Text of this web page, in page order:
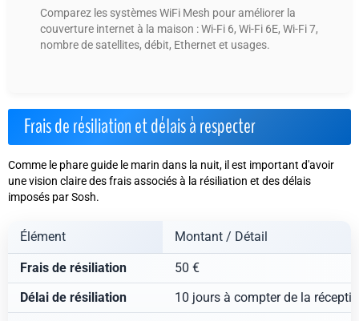
Comparez les systèmes WiFi Mesh pour améliorer la
couverture internet à la maison : Wi-Fi 6, Wi-Fi 6E, Wi-Fi 7,
nombre de satellites, débit, Ethernet et usages.
Frais de résiliation et délais à respecter
Comme le phare guide le marin dans la nuit, il est important d'avoir
une vision claire des frais associés à la résiliation et des délais
imposés par Sosh.
Élément Montant / Détail
Frais de résiliation
50 €
Délai de résiliation
10 jours à compter de la